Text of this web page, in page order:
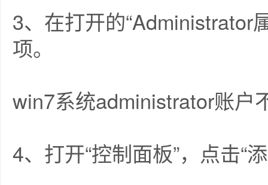
3、在打开的“Administrator
项。
win7系统administrator账户
4、打开“控制面板”，点击“